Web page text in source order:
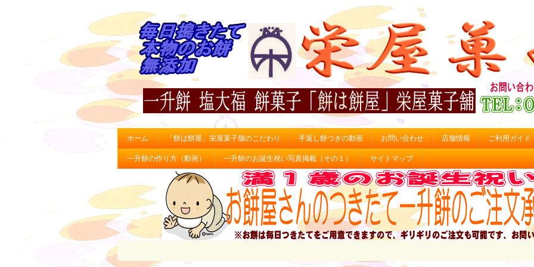
ホーム 「餅は餅屋」栄屋菓子舗のこだわり 手返し餅つきの動画 お問い合わせ 店舗情報 ご利用ガイド
一升餅の作り方（動画） 一升餅のお誕生祝い写真掲載（その１） サイトマップ